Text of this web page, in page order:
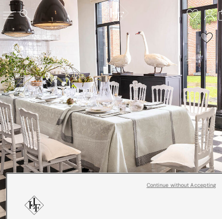
Continue without Accepting